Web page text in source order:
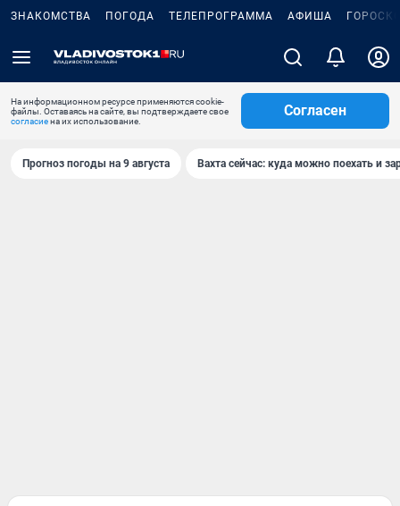
ЗНАКОМСТВА ПОГОДА ТЕЛЕПРОГРАММА АФИША
На информационном ресурсе применяются cookie-
файлы. Оставаясь на сайте, вы подтверждаете свое
согласиена их использование.
Согласен
Прогноз погоды на 9 августа Вахта сейчас: куда можно поехать и